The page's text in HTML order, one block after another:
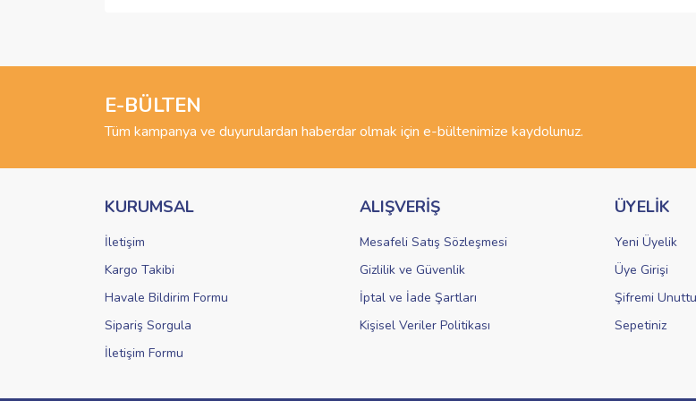
Ürün resmi kalitesiz, bozuk veya görüntülenemiyor.
Bu ürüne benzer farklı alternatifler olmalı.
E-BÜLTEN
Tüm kampanya ve duyurulardan haberdar olmak için e-bültenimize kaydolunuz.
KURUMSAL
İletişim
Kargo Takibi
Havale Bildirim Formu
Sipariş Sorgula
İletişim Formu
ALIŞVERİŞ
Mesafeli Satış Sözleşmesi
Gizlilik ve Güvenlik
İptal ve İade Şartları
Kişisel Veriler Politikası
ÜYELİK
Yeni Üyelik
Üye Girişi
Şifremi
Sepetiniz